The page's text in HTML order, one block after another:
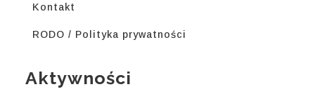
Kontakt
RODO / Polityka prywatności
Aktywności